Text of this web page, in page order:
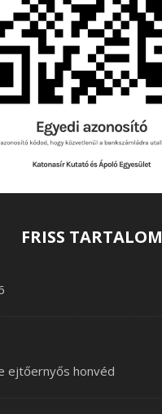
FRISS TARTALOM
ejtőernyős honvéd